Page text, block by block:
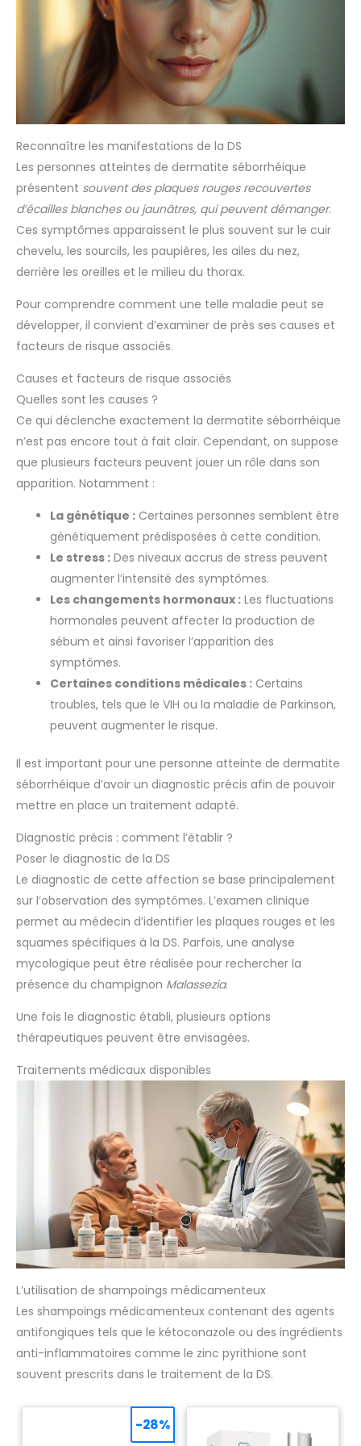
colloïdal sur le marché ; rien
d'autre. Appuyez simplement
sur la buse pour administrer
un traitement antibiotique
100% naturel pour chien
(utilisable en nettoyant de
patte pour chien). Rejoignez
une communauté qui choisit
de donner à son animal de
compagnie le traitement qu'il
aujourd'hui votre flacon de
colloïdal.
Reconnaître les manifestations de la DS
Les personnes atteintes de dermatite séborrhéique
présentent souvent des plaques rouges recouvertes
d’écailles blanches ou jaunâtres, qui peuvent démanger.
Ces symptômes apparaissent le plus souvent sur le cuir
chevelu, les sourcils, les paupières, les ailes du nez,
derrière les oreilles et le milieu du thorax.
Pour comprendre comment une telle maladie peut se
développer, il convient d’examiner de près ses causes et
facteurs de risque associés.
Causes et facteurs de risque associés
Quelles sont les causes ?
Ce qui déclenche exactement la dermatite séborrhéique
n’est pas encore tout à fait clair. Cependant, on suppose
que plusieurs facteurs peuvent jouer un rôle dans son
apparition. Notamment :
La génétique : Certaines personnes semblent être
génétiquement prédisposées à cette condition.
Le stress : Des niveaux accrus de stress peuvent
augmenter l’intensité des symptômes.
Les changements hormonaux : Les fluctuations
hormonales peuvent affecter la production de
sébum et ainsi favoriser l’apparition des
symptômes.
Certaines conditions médicales : Certains
troubles, tels que le VIH ou la maladie de Parkinson,
peuvent augmenter le risque.
Il est important pour une personne atteinte de dermatite
séborrhéique d’avoir un diagnostic précis afin de pouvoir
mettre en place un traitement adapté.
Diagnostic précis : comment l’établir ?
Poser le diagnostic de la DS
Le diagnostic de cette affection se base principalement
sur l’observation des symptômes. L’examen clinique
permet au médecin d’identifier les plaques rouges et les
squames spécifiques à la DS. Parfois, une analyse
mycologique peut être réalisée pour rechercher la
présence du champignon Malassezia.
Une fois le diagnostic établi, plusieurs options
thérapeutiques peuvent être envisagées.
Traitements médicaux disponibles
L’utilisation de shampoings médicamenteux
Les shampoings médicamenteux contenant des agents
antifongiques tels que le kétoconazole ou des ingrédients
anti-inflammatoires comme le zinc pyrithione sont
souvent prescrits dans le traitement de la DS.
-28%